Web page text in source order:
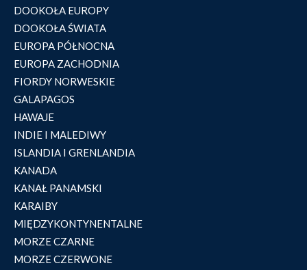
DOOKOŁA EUROPY
DOOKOŁA ŚWIATA
EUROPA PÓŁNOCNA
EUROPA ZACHODNIA
FIORDY NORWESKIE
GALAPAGOS
HAWAJE
INDIE I MALEDIWY
ISLANDIA I GRENLANDIA
KANADA
KANAŁ PANAMSKI
KARAIBY
MIĘDZYKONTYNENTALNE
MORZE CZARNE
MORZE CZERWONE